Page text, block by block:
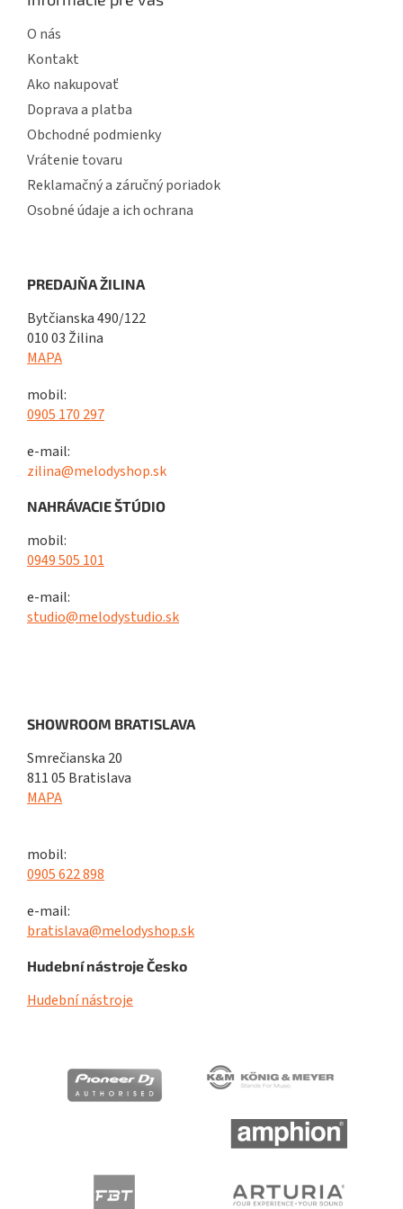
O nás
Kontakt
Ako nakupovať
Doprava a platba
Obchodné podmienky
Vrátenie tovaru
Reklamačný a záručný poriadok
Osobné údaje a ich ochrana
PREDAJŇA ŽILINA
Bytčianska 490/122
010 03 Žilina
MAPA
mobil:
0905 170 297
e-mail:
zilina@melodyshop.sk
NAHRÁVACIE ŠTÚDIO
mobil:
0949 505 101
e-mail:
studio@melodystudio.sk
SHOWROOM BRATISLAVA
Smrečianska 20
811 05 Bratislava
MAPA
mobil:
0905 622 898
e-mail:
bratislava@melodyshop.sk
Hudební nástroje Česko
Hudební nástroje